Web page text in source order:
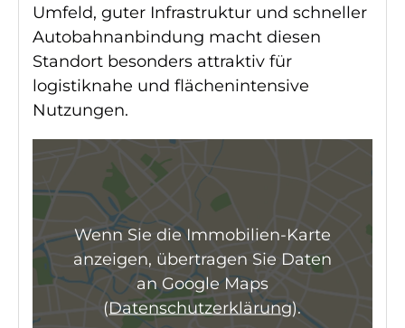
Umfeld, guter Infrastruktur und schneller
Autobahnanbindung macht diesen
Standort besonders attraktiv für
logistiknahe und flächenintensive
Nutzungen.
Wenn Sie die Immobilien-Karte
anzeigen, übertragen Sie Daten
an Google Maps
(Datenschutzerklärung).